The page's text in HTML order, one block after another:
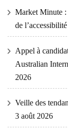
Market Minute :
de
Appel à
Australian
2026
Veille des
3 août 2026